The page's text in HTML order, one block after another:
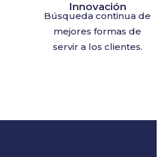
Innovación
Búsqueda continua de
mejores formas de
servir a los clientes.